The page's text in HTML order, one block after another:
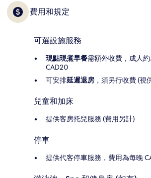
費用和規定
可選設施服務
現點現煮早餐需額外收費，成人
CAD20
可安排延遲退房 ，須另行收費 (視
兒童和加床
提供客房托兒服務 (費用另計)
停車
提供代客停車服務，費用為每晚